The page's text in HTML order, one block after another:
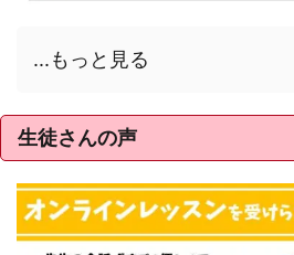
...もっと見る
生徒さんの声